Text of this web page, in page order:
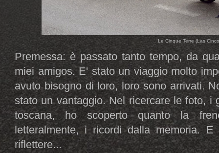
Le Cinque Terre (Las
Premessa: è passato tanto tempo, da
miei amigos. E' stato un viaggio molto
avuto bisogno di loro, loro sono arrivati.
stato un vantaggio. Nel ricercare le foto, i
toscana, ho scoperto quanto la
letteralmente, i ricordi dalla memoria.
riflettere...